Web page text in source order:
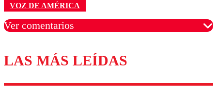
VOZ DE AMÉRICA
Ver comentarios
Los comentarios son moderados para garantizar un
diálogo respetuoso.
LAS MÁS LEÍDAS